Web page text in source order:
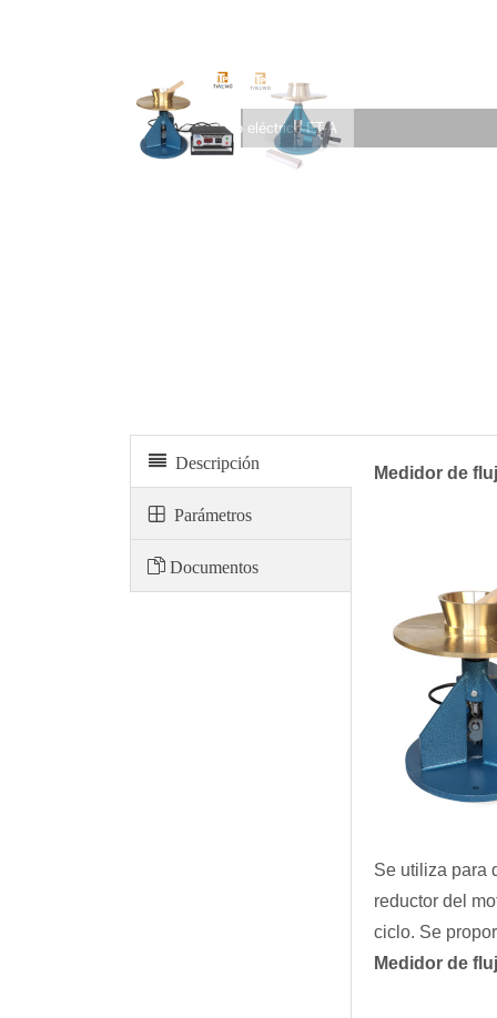
Medidor de flujo eléctrico FT-A
Descripción
Parámetros
Documentos
Medidor de
Se utiliza para
reductor del
ciclo. Se
Medidor de